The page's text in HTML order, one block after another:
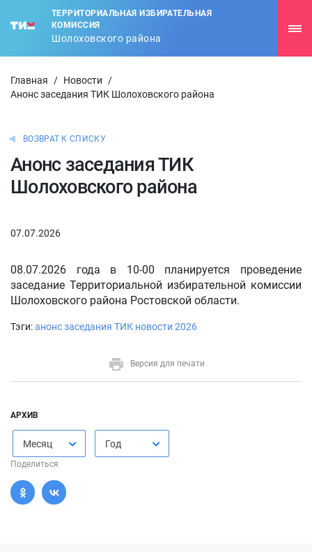
ТЕРРИТОРИАЛЬНАЯ ИЗБИРАТЕЛЬНАЯ
КОМИССИЯ
Шолоховского района
Главная / Новости
/
Анонс заседания ТИК Шолоховского района
ВОЗВРАТ К СПИСКУ
Анонс заседания ТИК
Шолоховского района
07.07.2026
08.07.2026 года в 10-00 планируется проведение
заседание Территориальной избирательной комиссии
Шолоховского района Ростовской области.
Тэги:анонс заседания ТИК новости 2026
Версия для печати
АРХИВ
Месяц Год
Поделиться